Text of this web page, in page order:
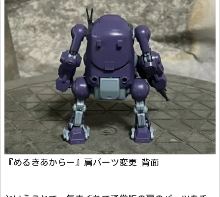
『めるきあからー』肩パーツ変更 背面